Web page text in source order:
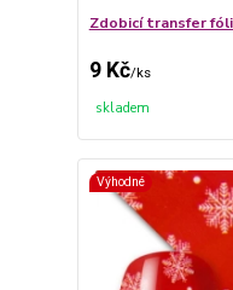
Zdobicí transfer
9 Kč/ks
skladem
Výhodné